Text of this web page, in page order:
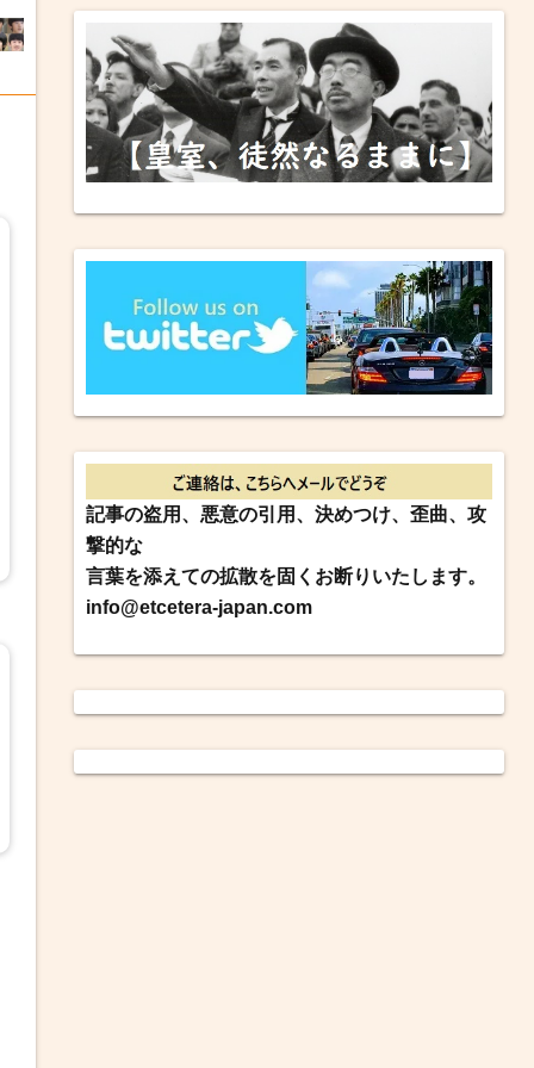
記事の盗用、悪意の引用、決めつけ、歪曲、攻
撃的な
言葉を添えての拡散を固くお断りいたします。
info@etcetera-japan.com